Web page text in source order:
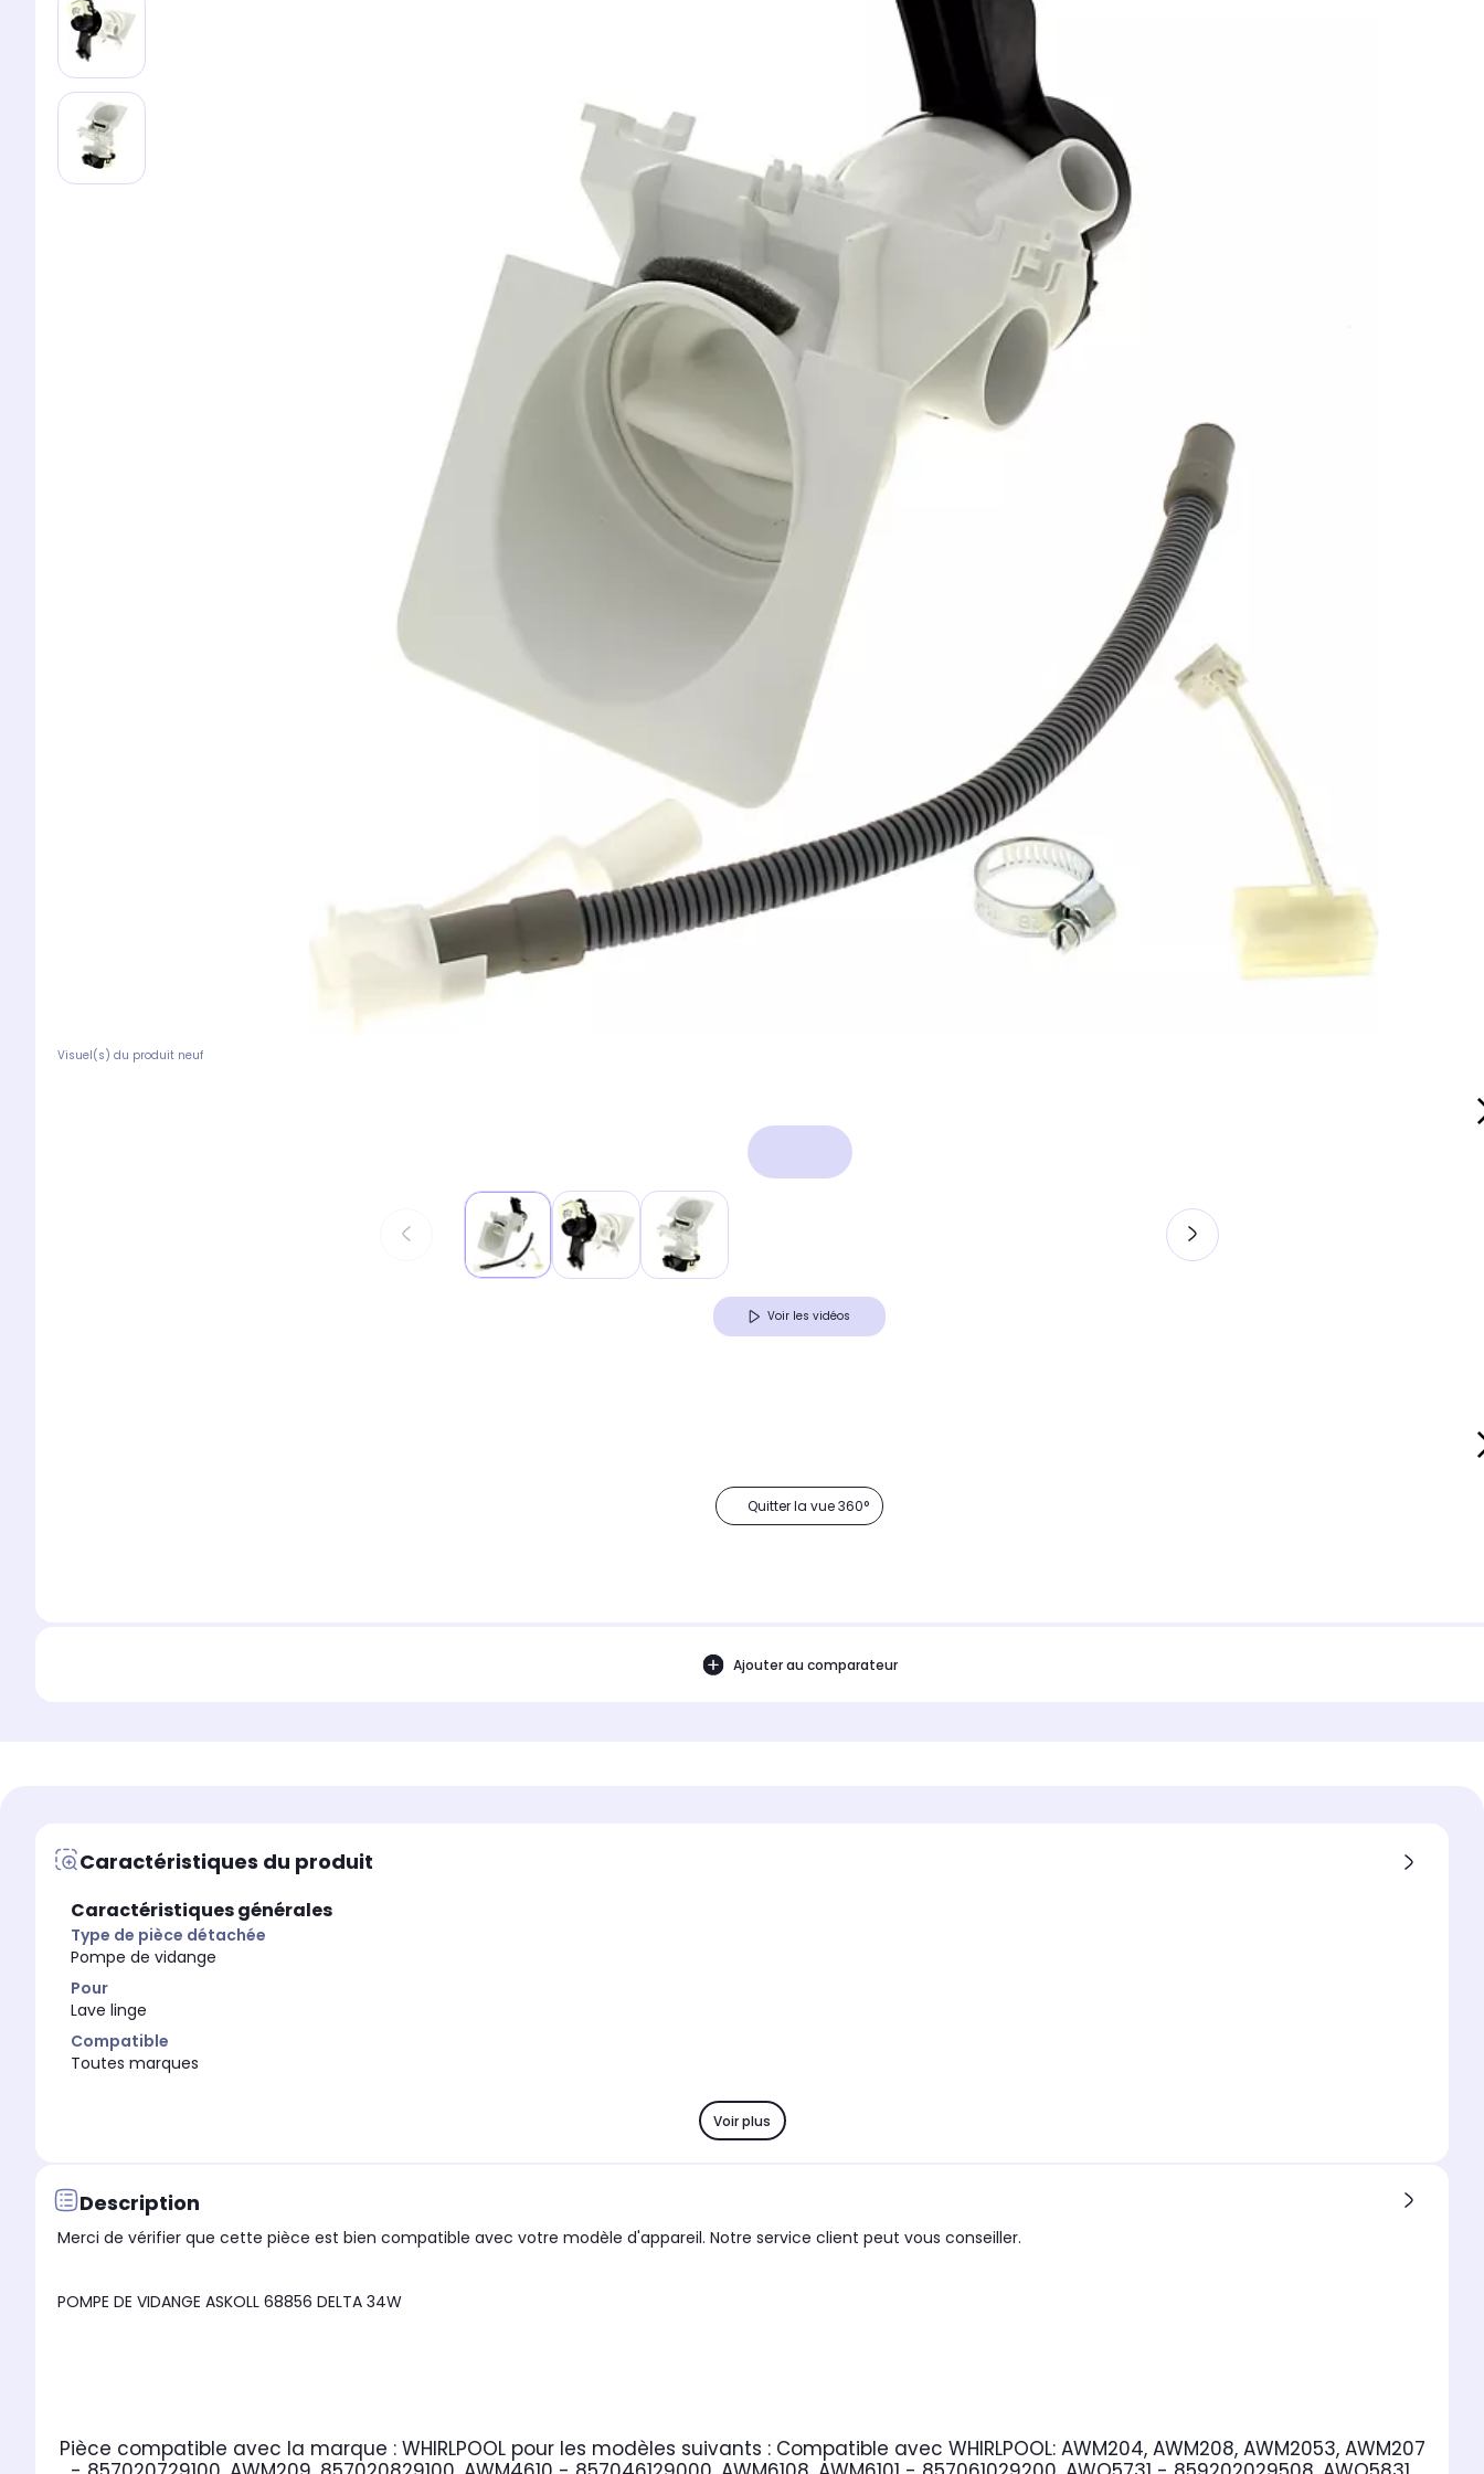
Visuel(s) du produit neuf
Voir les vidéos
Quitter la vue 360°
Ajouter au comparateur
Caractéristiques du produit
Caractéristiques générales
Type de pièce détachée
Pompe de vidange
Pour
Lave linge
Compatible
Toutes marques
Voir plus
Description
Merci de vérifier que cette pièce est bien compatible avec votre modèle d'appareil. Notre service client peut vous conseiller.
POMPE DE VIDANGE ASKOLL 68856 DELTA 34W
Pièce compatible avec la marque : WHIRLPOOL pour les modèles suivants : Compatible avec WHIRLPOOL: AWM204, AWM208, AWM2053, AWM207